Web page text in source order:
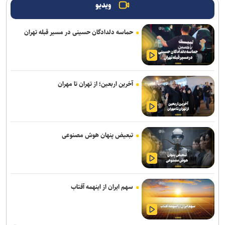
سقوط آسانسور در میدان آرژانتین تهران ۱۱ مصدوم بر جا گذاشت
تونل توحید از بامداد یکشنبه مسدود می‌شود
دستگیر شدند
هشدار نسبت به وقوع تندباد در تهران
شهدا حامیان معنوی و راهبر مسیر زندگی هستند/ فروپاشی ابهت پوشالی
استکبار در پی مقاومت ملت ایران
۵۳ هزار موتور سوار به دلیل تردد در خطوط ویژه اعمال قانون شدند
ترخیص اتوبوس‌های وارداتی از منطقه آزاد فرودگاه امام(ره) سرعت می‌گیرد
آقامیری: زمان اجرای طرح‌ ترافیک موتورسیکلت‌ها هنوز مشخص نیست
استفاده از کمربند ایمنی نخستین شرط حفظ جان خود و سرنشینان
درحوادث ناگوار رانندگی
ویدیو
حماسه دلدادگان حسینی در مسیر قبله تهران
آخرین اربعین؛ از تهران تا مهران
تبعیض پنهان هوش مصنوعی
سهم ایران از اینهمه آفتاب